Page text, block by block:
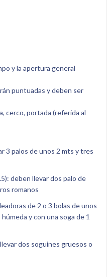
y la apertura general
puntuadas y deben ser
cerco, portada (referida al
3 palos de unos 2 mts y tres
deben llevar dos palo de
romanos
de 2 o 3 bolas de unos
y con una soga de 1
dos soguines gruesos o